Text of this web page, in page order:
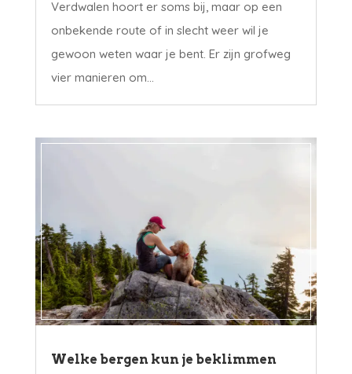
Verdwalen hoort er soms bij, maar op een
onbekende route of in slecht weer wil je
gewoon weten waar je bent. Er zijn grofweg
vier manieren om...
Welke bergen kun je beklimmen